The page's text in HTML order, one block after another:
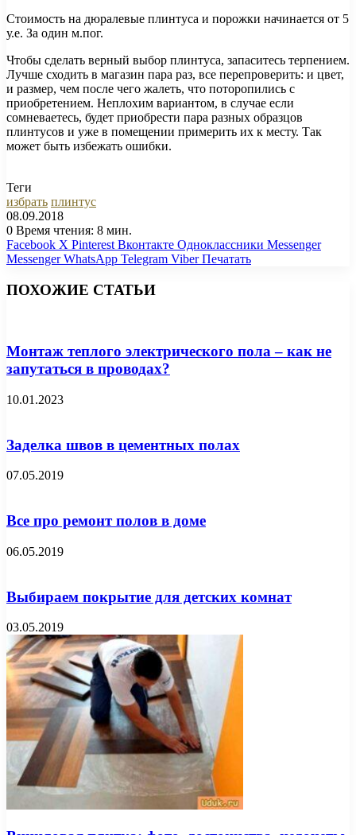
Стоимость на дюралевые плинтуса и порожки начинается от 5
у.е. За один м.пог.
Чтобы сделать верный выбор плинтуса, запаситесь терпением.
Лучше сходить в магазин пара раз, все перепроверить: и цвет,
и размер, чем после чего жалеть, что поторопились с
приобретением. Неплохим вариантом, в случае если
сомневаетесь, будет приобрести пара разных образцов
плинтусов и уже в помещении примерить их к месту. Так
может быть избежать ошибки.
Теги
избрать плинтус
08.09.2018
0 Время чтения: 8 мин.
Facebook X Pinterest Вконтакте Одноклассники Messenger
Messenger WhatsApp Telegram Viber Печатать
ПОХОЖИЕ СТАТЬИ
Монтаж теплого электрического пола – как не
запутаться в проводах?
10.01.2023
Заделка швов в цементных полах
07.05.2019
Все про ремонт полов в доме
06.05.2019
Выбираем покрытие для детских комнат
03.05.2019